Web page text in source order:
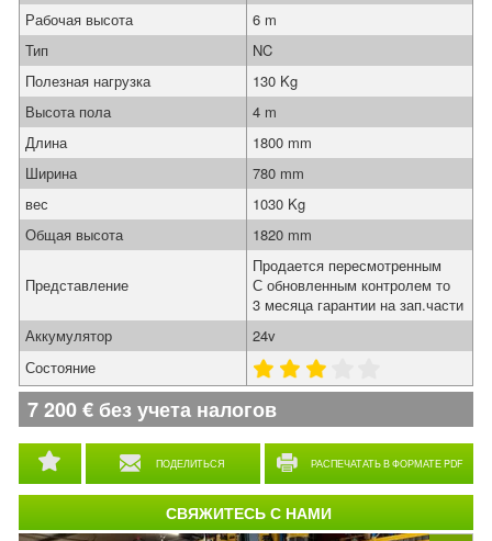
ПОДЕЛИТЬСЯ РАСПЕЧАТАТЬ В ФОРМАТЕ PDF
Рабочая высота
6 m
Тип
NC
Полезная нагрузка
130 Kg
Высота пола
4 m
Длина
1800 mm
Ширина
780 mm
вес
1030 Kg
Общая высота
1820 mm
Представление
Продается пересмотренным
С обновленным контролем то
3 месяца гарантии на зап.части
Аккумулятор
24v
Состояние
7 200€ без учета налогов
СВЯЖИТЕСЬ С НАМИ